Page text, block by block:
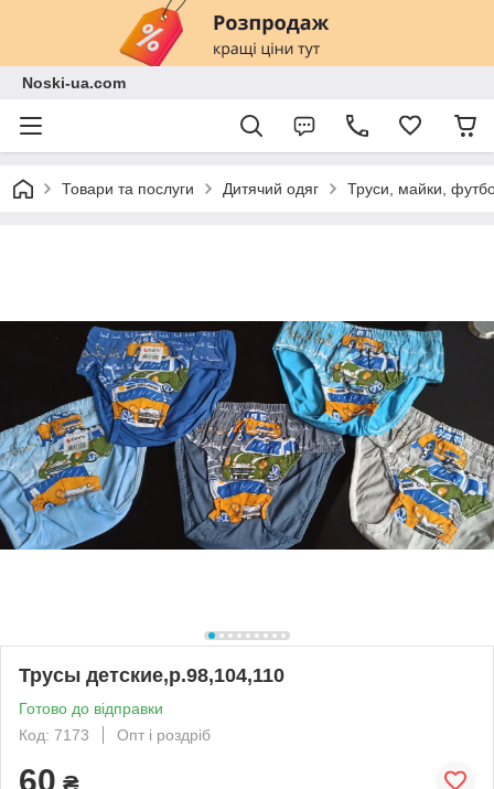
Noski-ua.com
Товари та послуги Дитячий одяг Труси, майки,
Трусы детские,р.98,104,110
Готово до відправки
Код: 7173
Опт і роздріб
60